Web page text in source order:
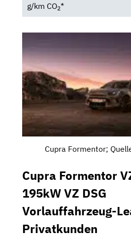
g/km CO2*
Cupra Formentor;
Cupra Formentor
195kW VZ DSG
Vorlauffahrzeug-
Privatkunden